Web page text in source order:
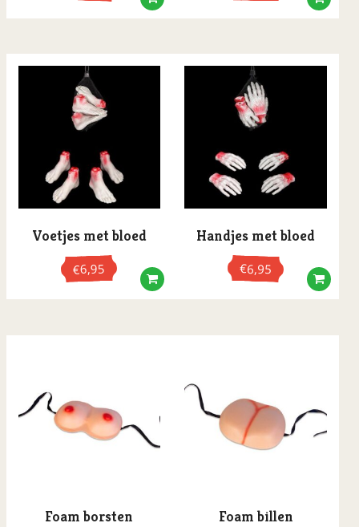
Westernsporen
Zweetbandjes
Voetjes met bloed
€6,95
Handjes met bloed
€6,95
Foam borsten Foam billen